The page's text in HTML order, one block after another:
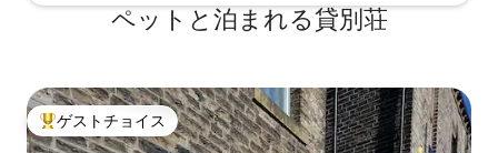
ペットと泊まれる貸別荘
大好評のゲストチョイスです。
ゲストチョイス